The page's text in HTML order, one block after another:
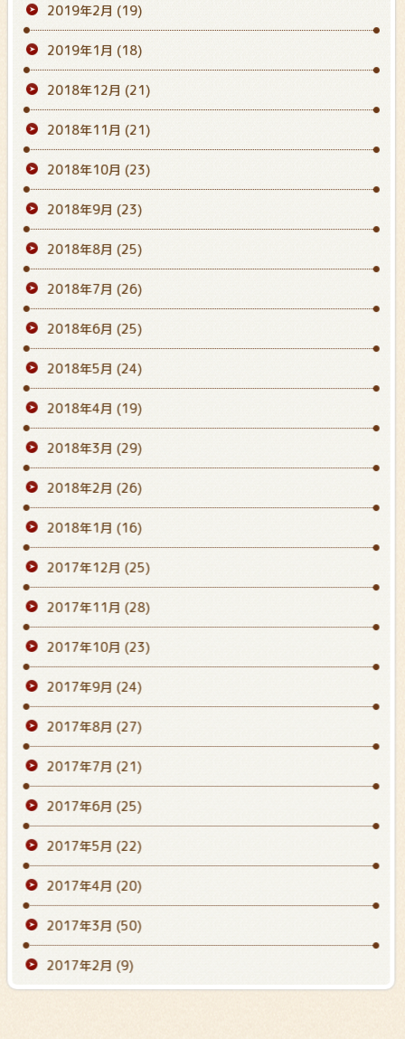
2019年2月 (19)
2019年1月 (18)
2018年12月 (21)
2018年11月 (21)
2018年10月 (23)
2018年9月 (23)
2018年8月 (25)
2018年7月 (26)
2018年6月 (25)
2018年5月 (24)
2018年4月 (19)
2018年3月 (29)
2018年2月 (26)
2018年1月 (16)
2017年12月 (25)
2017年11月 (28)
2017年10月 (23)
2017年9月 (24)
2017年8月 (27)
2017年7月 (21)
2017年6月 (25)
2017年5月 (22)
2017年4月 (20)
2017年3月 (50)
2017年2月 (9)